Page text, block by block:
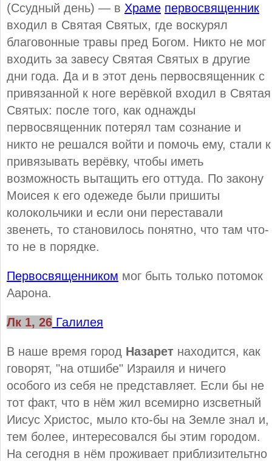
(Ссудный день) — в Храме первосвященник
входил в Святая Святых, где воскурял
благовонные травы пред Богом. Никто не мог
входить за завесу Святая Святых в другие
дни года. Да и в этот день первосвященник с
привязанной к ноге верёвкой входил в Святая
Святых: после того, как однажды
первосвященник потерял там сознание и
никто не решался войти и помочь ему, стали к
привязывать верёвку, чтобы иметь
возможность вытащить его оттуда. По закону
Моисея к его одежеде были пришиты
колокольчики и если они переставали
звенеть, то становилось понятно, что там что-
то не в порядке.
Первосвященником мог быть только потомок
Аарона.
Лк 1, 26 Галилея
В наше время город Назарет находится, как
говорят, "на отшибе" Израиля и ничего
особого из себя не представляет. Если бы не
тот факт, что в нём жил всемирно изсветный
Иисус Христос, мыло кто-бы на Земле знал и,
тем более, интересовался бы этим городом.
На сегодня в нём проживает приблизительтно